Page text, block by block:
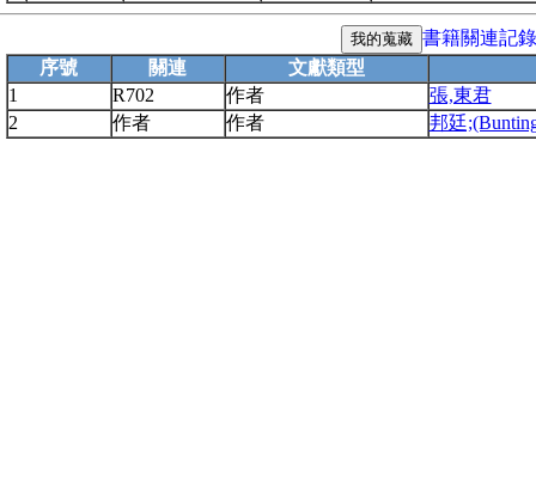
書籍關連記錄
序號
關連
文獻類型
1
R702 作者
張,東君
2
作者 作者 邦廷